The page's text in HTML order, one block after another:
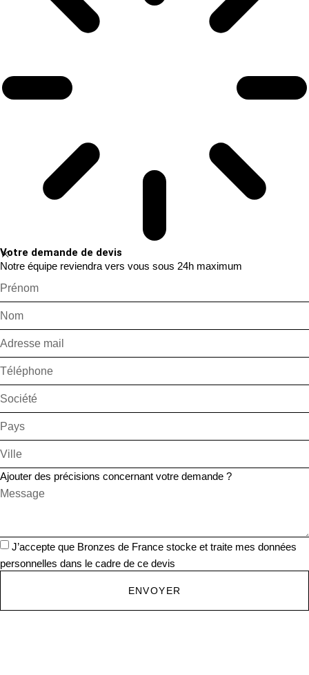
Votre demande de devis
Notre équipe reviendra vers vous sous 24h maximum
Ajouter des précisions concernant votre demande ?
J’accepte que Bronzes de France stocke et traite mes données
personnelles dans le cadre de ce devis
ENVOYER